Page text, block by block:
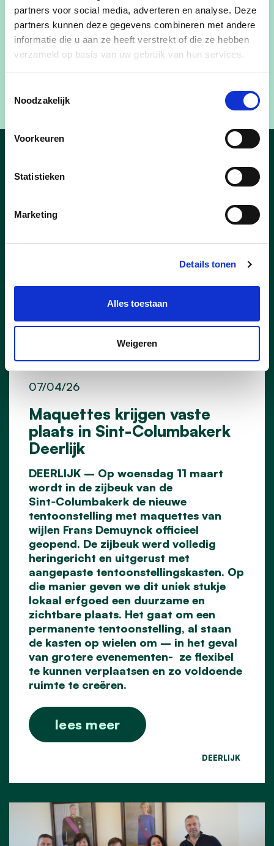
partners voor social media, adverteren en analyse. Deze
partners kunnen deze gegevens combineren met andere
informatie die u aan ze heeft verstrekt of die ze hebben
verzameld op basis van uw gebruik van hun services.
Noodzakelijk
Voorkeuren
Statistieken
Marketing
Details tonen
Alles toestaan
Weigeren
De fietsbieb zal na het winterverlof terug open zijn
op 3 februari tussen 09u en 11u30. Vanaf dan kan
je elke eerste zaterdag van de maand langskomen
tijdens de openingsuren in de Hoogstraat 46 in
Nieuws
Maquettes krijgen vaste
plaats in Sint-Columbakerk
Deerlijk
07/04/26
DEERLIJK – Op woensdag 11 maart
wordt in de zijbeuk van de
Sint‑Columbakerk de nieuwe
tentoonstelling met maquettes van
wijlen Frans Demuynck officieel
geopend. De zijbeuk werd volledig
heringericht en uitgerust met
aangepaste tentoonstellingskasten. Op
die manier geven we dit uniek stukje
lokaal erfgoed een duurzame en
zichtbare plaats. Het gaat om een
permanente tentoonstelling, al staan
de kasten op wielen om – in het geval
van grotere evenementen- ze flexibel
te kunnen verplaatsen en zo voldoende
ruimte te creëren.
lees meer
DEERLIJK